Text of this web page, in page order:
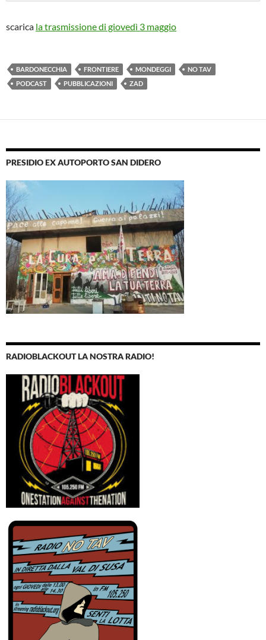
scarica la trasmissione di giovedì 3 maggio
BARDONECCHIA FRONTIERE MONDEGGI
NO TAV
PODCAST
PUBBLICAZIONI ZAD
PRESIDIO EX AUTOPORTO SAN DIDERO
RADIOBLACKOUT LA NOSTRA RADIO!